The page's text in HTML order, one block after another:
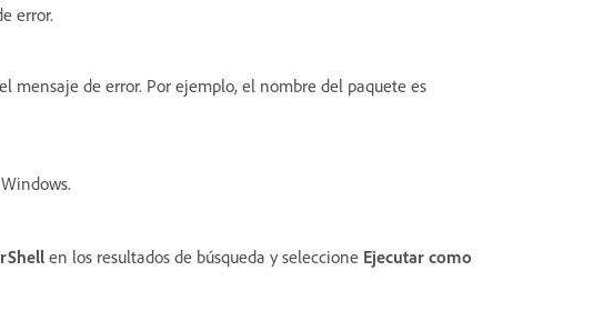
error.
mensaje de error. Por ejemplo, el nombre del paquete es
en los resultados de búsqueda y seleccione Ejecutar como